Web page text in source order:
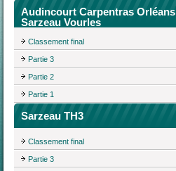
Audincourt Carpentras Orléans
Sarzeau Vourles
Classement final
Partie 3
Partie 2
Partie 1
Sarzeau TH3
Classement final
Partie 3